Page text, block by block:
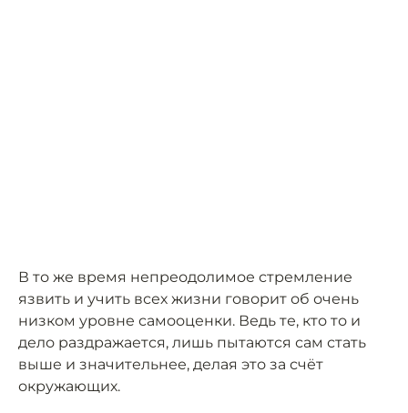
В то же время непреодолимое стремление
язвить и учить всех жизни говорит об очень
низком уровне самооценки. Ведь те, кто то и
дело раздражается, лишь пытаются сам стать
выше и значительнее, делая это за счёт
окружающих.